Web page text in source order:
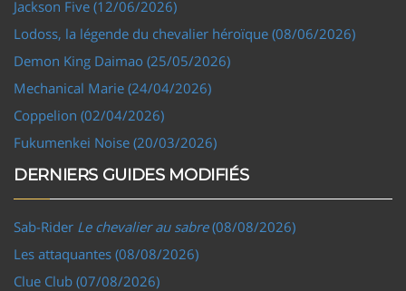
Jackson Five (12/06/2026)
Lodoss, la légende du chevalier héroïque (08/06/2026)
Demon King Daimao (25/05/2026)
Mechanical Marie (24/04/2026)
Coppelion (02/04/2026)
Fukumenkei Noise (20/03/2026)
DERNIERS GUIDES MODIFIÉS
Sab-Rider Le chevalier au sabre(08/08/2026)
Les attaquantes (08/08/2026)
Clue Club (07/08/2026)